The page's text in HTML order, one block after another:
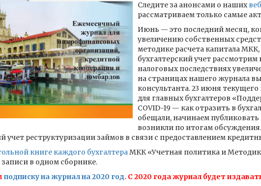
Следите за анонсами о наших
рассматриваем только самые
Июнь — это последний месяц,
увеличению собственных
методике расчета капитала
бухгалтерский учет
налоговых последствиях
на страницах нашего журнала
консультанта. 23 июня
для главных бухгалтеров
COVID-19 — как отразить в
обещали, начинаем
возникли по итогам
учет реструктуризации займов в связи с предоставлением
книге каждого бухгалтераМКК «Учетная политика и
записи в одном сборнике.
подписку на журнал на 2020 год. С 2020 года журнал будет